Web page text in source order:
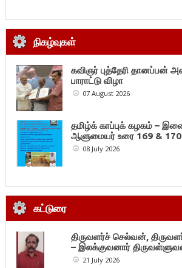
நிகழ்வுகள்
கவிஞர் புத்தேரி தானப்பன்
பாராட்டு விழா
07 August 2026
தமிழ்க் காப்புக் கழகம் –
ஆளுமையர் உரை 169 &
08 July 2026
கட்டுரை
திருவளர்ச் செல்வன்,
– இலக்குவனார்
21 July 2026